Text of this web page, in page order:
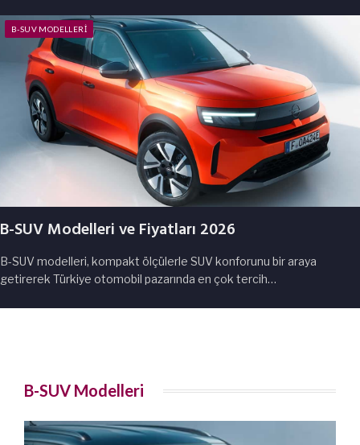
B-SUV MODELLERI
B-SUV Modelleri ve Fiyatları 2026
B-SUV modelleri, kompakt ölçülerle SUV konforunu bir araya
getirerek Türkiye otomobil pazarında en çok tercih…
B-SUV Modelleri